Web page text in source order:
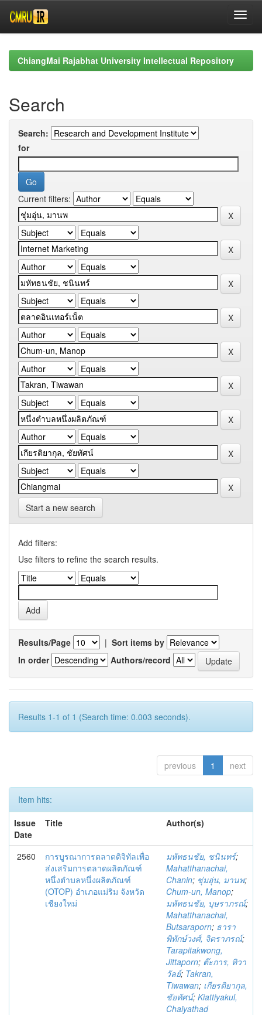
navigationChiangMai Rajabhat University Intellectual Repository
Search
Search:
for
Current filters:
Start a new search
Add filters:
Use filters to refine the search results.
Results/Page | Sort items by
In order
Authors/record
Results 1-1 of 1 (Search time: 0.003 seconds).
previous 1 next
Item hits:
Issue
Date
Title Author(s)
2560
การบูรณาการตลาดดิจิทัลเพื่อ
ส่งเสริมการตลาดผลิตภัณฑ์
หนึ่งตำบลหนึ่งผลิตภัณฑ์
(OTOP) อำเภอแม่ริม จังหวัด
เชียงใหม่
มหัทธนชัย, ชนินทร์;
Mahatthanachai,
Chanin; ชุ่มอุ่น, มานพ;
Chum-un, Manop;
มหัทธนชัย, บุษราภรณ์;
Mahatthanachai,
Butsaraporn; ธารา
พิทักษ์วงศ์, จิตราภรณ์;
Tarapitakwong,
Jittaporn; ต๊ะการ, ทิวา
วัลย์; Takran,
Tiwawan; เกียรติยากุล,
ชัยทัศน์; Kiattiyakul,
Chaiyathad